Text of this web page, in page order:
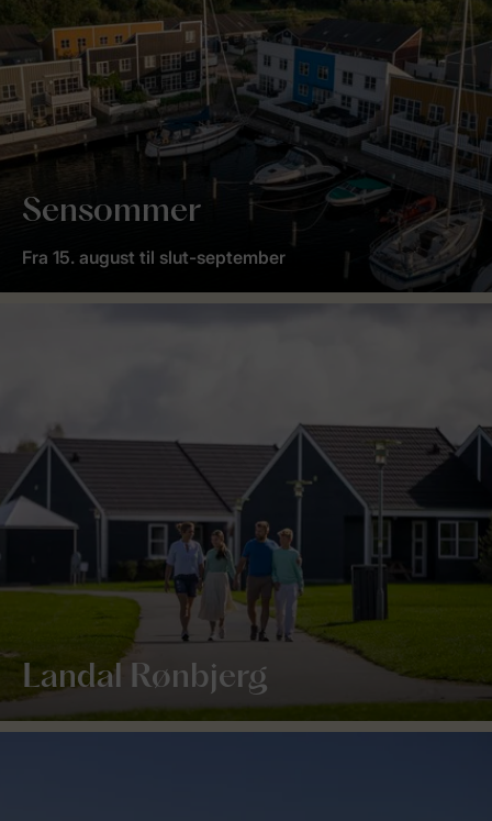
Sensommer
Fra 15. august til slut-september
Landal Rønbjerg